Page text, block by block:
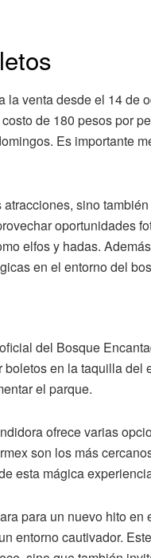
venta desde el 14 de
de 180 pesos por
Es importante
sino
oportunidades
elfos y hadas.
en el entorno del
del Bosque
boletos en la taquilla del
el parque.
ofrece varias
son los más
esta mágica
para un nuevo hito en
entorno cautivador.